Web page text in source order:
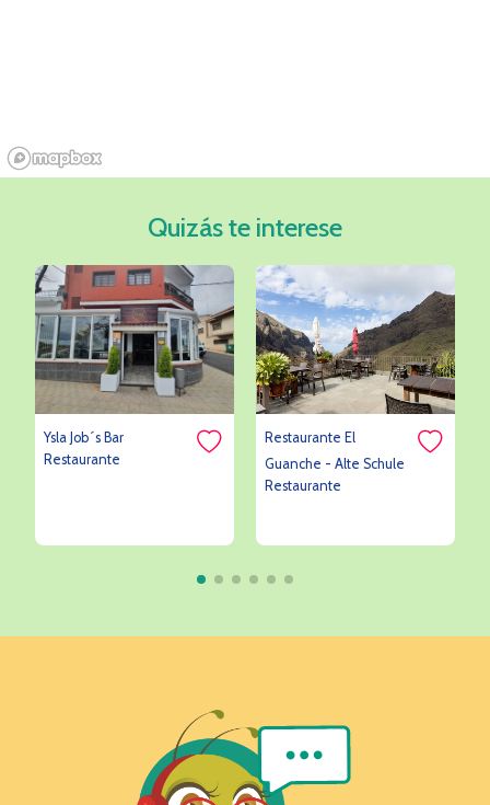
Quizás te interese
Ysla Job´s Bar
Restaurante
Restaurante El
Guanche - Alte Schule
Restaurante